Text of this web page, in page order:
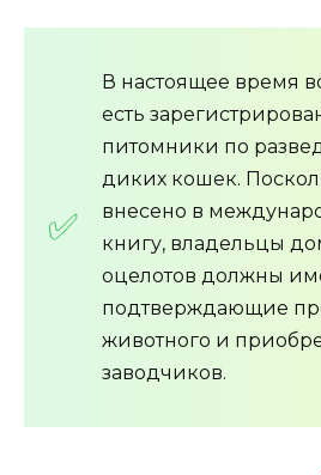
В настоящее время
есть
питомники по
диких кошек.
внесено в
книгу, владельцы
оцелотов должны
подтверждающие
животного и
заводчиков.